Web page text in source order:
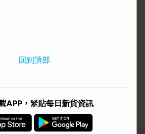
回到頂部
APP，緊貼每日新貨資訊